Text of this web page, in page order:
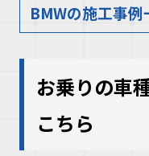
BMWの施工事
お乗りの車
こちら